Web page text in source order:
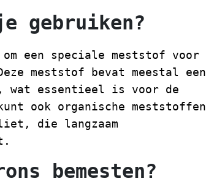
gebruiken?
een speciale meststof voor
meststof bevat meestal een
wat essentieel is voor de
ook organische meststoffen
die langzaam
bemesten?